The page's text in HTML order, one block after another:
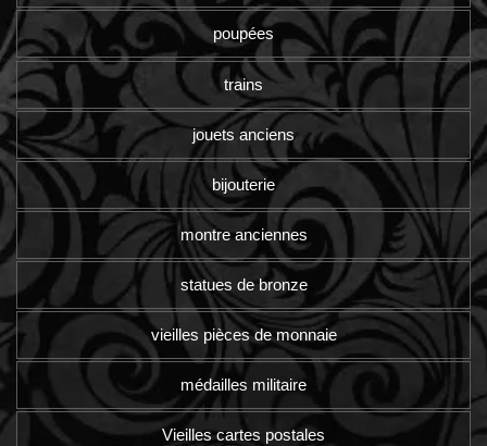
poupées
trains
jouets anciens
bijouterie
montre anciennes
statues de bronze
vieilles pièces de monnaie
médailles militaire
Vieilles cartes postales